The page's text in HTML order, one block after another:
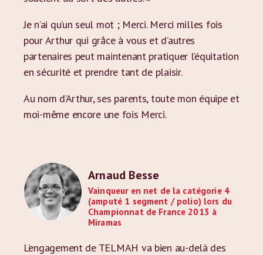
Je n’ai qu’un seul mot ; Merci. Merci milles fois
pour Arthur qui grâce à vous et d’autres
partenaires peut maintenant pratiquer l’équitation
en sécurité et prendre tant de plaisir.
Au nom d’Arthur, ses parents, toute mon équipe et
moi-même encore une fois Merci.
Arnaud Besse
Vainqueur en net de la catégorie 4
(amputé 1 segment / polio) lors du
Championnat de France 2013 à
Miramas
L’engagement de TELMAH va bien au-delà des